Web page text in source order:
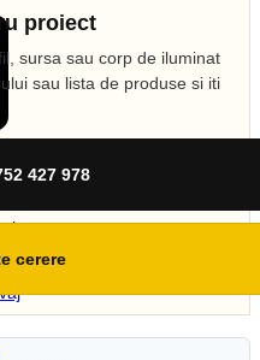
proiect
sursa sau corp de iluminat
sau lista de produse si iti
427 978
cerere